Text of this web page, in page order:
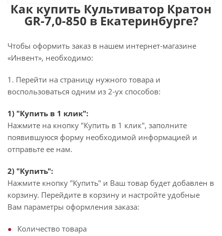
Как купить Культиватор Кратон
GR-7,0-850 в Екатеринбурге?
Чтобы оформить заказ в нашем интернет-магазине
«Инвент», необходимо:
1. Перейти на страницу нужного товара и
воспользоваться одним из 2-ух способов:
1) "Купить в 1 клик":
Нажмите на кнопку "Купить в 1 клик", заполните
появившуюся форму необходимой информацией и
отправьте ее нам.
2) "Купить":
Нажмите кнопку "Купить" и Ваш товар будет добавлен в
корзину. Перейдите в корзину и настройте удобные
Вам параметры оформления заказа:
Количество товара